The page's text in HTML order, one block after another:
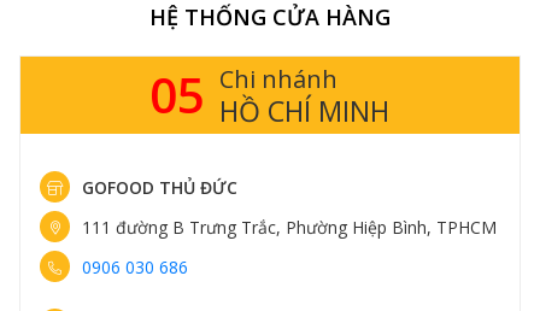
HỆ THỐNG CỬA HÀNG
14 Chi nhánh
HÀ NỘI
GOFOOD THỤY KHUÊ
413 Thụy Khuê, Phường Tây Hồ, Hà Nội
0898 583 838